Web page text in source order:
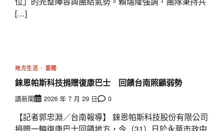
[…]
地方生活 要聞
錸恩帕斯科技捐贈復康巴士 回饋台南照顧弱勢
讀新聞 2026 年 7 月 29 日 0
【記者郭忠淵／台南報導】 錸恩帕斯科技股份有限公司